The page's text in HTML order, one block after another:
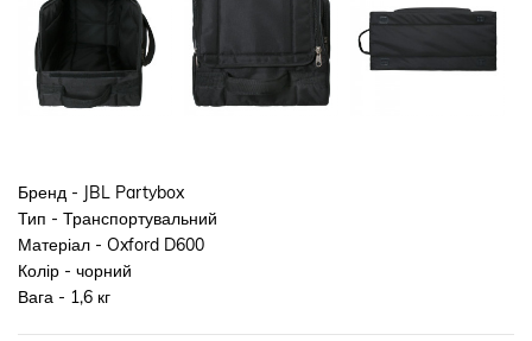
Бренд - JBL Partybox
Тип - Транспортувальний
Матеріал - Oxford D600
Колір - чорний
Вага - 1,6 кг